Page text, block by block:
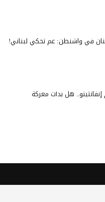
في واشنطن: عم تحكي لبناني!
هل بدأت معركة